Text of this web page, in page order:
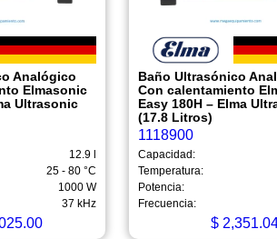
Analógico
Elmasonic
Ultrasonic
12.9 l
25 - 80 °C
1000 W
37 kHz
Baño Ultrasónico
Con calentamiento
Easy 180H – Elma
(17.8 Litros)
1118900
Capacidad:
Temperatura:
Potencia:
Frecuencia:
$